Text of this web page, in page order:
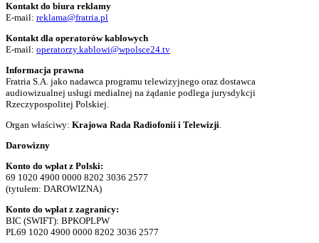
Kontakt do biura reklamy
E-mail: reklama@fratria.pl
Kontakt dla operatorów kablowych
E-mail: operatorzy.kablowi@wpolsce24.tv
Informacja prawna
Fratria S.A. jako nadawca programu telewizyjnego oraz dostawca
audiowizualnej usługi medialnej na żądanie podlega jurysdykcji
Rzeczypospolitej Polskiej.
Organ właściwy: Krajowa Rada Radiofonii i Telewizji.
Darowizny
Konto do wpłat z Polski:
69 1020 4900 0000 8202 3036 2577
(tytułem: DAROWIZNA)
Konto do wpłat z zagranicy:
BIC (SWIFT): BPKOPLPW
PL69 1020 4900 0000 8202 3036 2577